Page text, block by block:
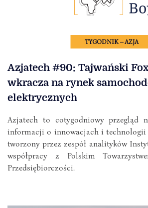
TYGODNIK – AZJA
Azjatech #90: Tajwański
wkracza na rynek
elektrycznych
Azjatech to cotygodniowy przegląd
informacji o innowacjach i technologii
tworzony przez zespół analityków
współpracy z Polskim
Przedsiębiorczości.